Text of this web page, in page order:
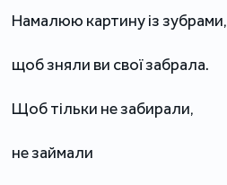
Намалюю картину із зубрами,
щоб зняли ви свої забрала.
Щоб тільки не забирали,
не займали